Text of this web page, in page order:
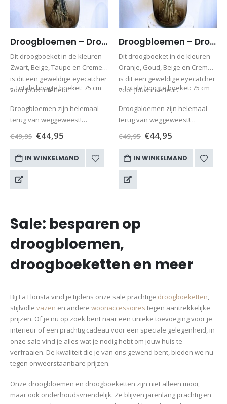
Droogbloemen – Droogboeket Zwart/beige – Boeket Ilse (excl. vaas)
Dit droogboeket in de kleuren
Zwart, Beige, Taupe en Creme
is dit een geweldige eyecatcher
voor jouw interieur.
– Totale hoogte boeket: 75 cm
Droogbloemen zijn helemaal
terug van weggeweest!
Misschien wel…
€49,95 €44,95
IN WINKELMAND
Droogbloemen – Droogboeket oranje – Boeket Oranje (excl. vaas)
Dit droogboeket in de kleuren
Oranje, Goud, Beige en Creme
is dit een geweldige eyecatcher
voor jouw interieur.
– Totale hoogte boeket: 75 cm
Droogbloemen zijn helemaal
terug van weggeweest!
Misschien wel…
€49,95 €44,95
IN WINKELMAND
Sale: besparen op
droogbloemen,
droogboeketten en meer
Bij La Florista vind je tijdens onze sale prachtige droogboeketten
stijlvolle vazen en andere woonaccessoires tegen aantrekkelijke
prijzen. Of je nu op zoek bent naar een unieke toevoeging voor je
interieur of een prachtig cadeau voor een speciale gelegenheid, in
onze sale vind je alles wat je nodig hebt om jouw huis te
verfraaien. De kwaliteit die je van ons gewend bent, bieden we nu
tegen onweerstaanbare prijzen.
Onze droogbloemen en droogboeketten zijn niet alleen mooi,
maar ook onderhoudsvriendelijk. Ze blijven jarenlang prachtig en